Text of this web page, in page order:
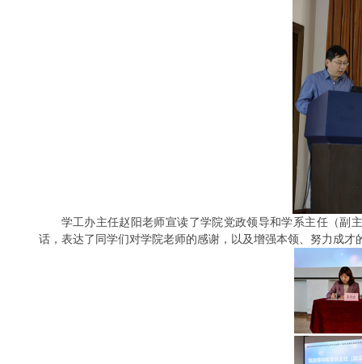
学工办主任赵阳老师宣读了学院党政领导和学系主任（副
话，表达了同学们对学院老师的感谢，以及增强本领、努力成才